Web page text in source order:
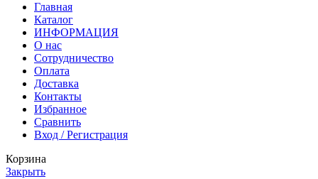
Главная
Каталог
ИНФОРМАЦИЯ
О нас
Сотрудничество
Оплата
Доставка
Контакты
Избранное
Сравнить
Вход / Регистрация
Корзина
Закрыть